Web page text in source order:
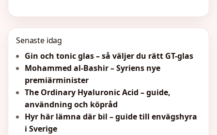
Senaste idag
Gin och tonic glas – så väljer du rätt GT-glas
Mohammed al-Bashir – Syriens nye
premiärminister
The Ordinary Hyaluronic Acid – guide,
användning och köpråd
Hyr här lämna där bil – guide till envägshyra
i Sverige